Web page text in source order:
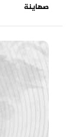
صهاينة